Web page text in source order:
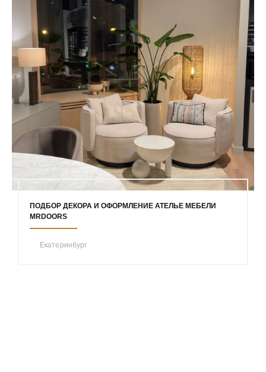
ПОДБОР ДЕКОРА И ОФОРМЛЕНИЕ АТЕЛЬЕ МЕБЕЛИ
MRDOORS
Екатеринбург